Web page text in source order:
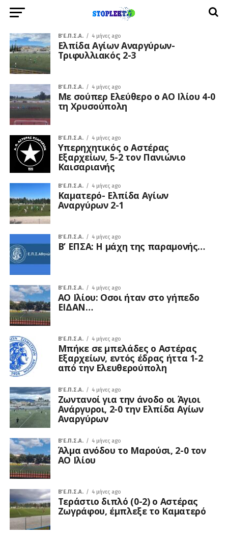
Β΄ Ε.Π.Σ.Α. 4 μήνες ago
Ελπίδα Αγίων Αναργύρων-
Τριφυλλιακός 2-3
Β΄ Ε.Π.Σ.Α. 4 μήνες ago
Με σούπερ Ελεύθερο ο ΑΟ Ιλίου 4-0
τη Χρυσούπολη
Β΄ Ε.Π.Σ.Α. 4 μήνες ago
Υπερηχητικός ο Αστέρας
Εξαρχείων, 5-2 τον Πανιώνιο
Καισαριανής
Β΄ Ε.Π.Σ.Α. 4 μήνες ago
Καματερό- Ελπίδα Αγίων
Αναργύρων 2-1
Β΄ Ε.Π.Σ.Α. 4 μήνες ago
Β’ ΕΠΣΑ: Η μάχη της παραμονής…
Β΄ Ε.Π.Σ.Α. 4 μήνες ago
ΑΟ Ιλίου: Οσοι ήταν στο γήπεδο
ΕΙΔΑΝ…
Β΄ Ε.Π.Σ.Α. 4 μήνες ago
Μπήκε σε μπελάδες ο Αστέρας
Εξαρχείων, εντός έδρας ήττα 1-2
από την Ελευθερούπολη
Β΄ Ε.Π.Σ.Α. 4 μήνες ago
Ζωντανοί για την άνοδο οι Άγιοι
Ανάργυροι, 2-0 την Ελπίδα Αγίων
Αναργύρων
Β΄ Ε.Π.Σ.Α. 4 μήνες ago
Άλμα ανόδου το Μαρούσι, 2-0 τον
ΑΟ Ιλίου
Β΄ Ε.Π.Σ.Α. 4 μήνες ago
Τεράστιο διπλό (0-2) ο Αστέρας
Ζωγράφου, έμπλεξε το Καματερό